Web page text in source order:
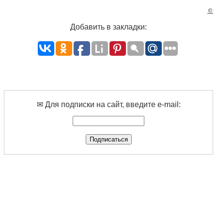
©
Добавить в закладки:
✉ Для подписки на сайт, введите e-mail: